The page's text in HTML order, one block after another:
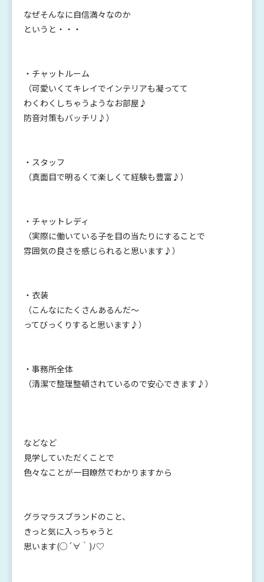
なぜそんなに自信満々なのか
というと・・・
・チャットルーム
（可愛いくてキレイでインテリアも凝ってて
わくわくしちゃうようなお部屋♪
防音対策もバッチリ♪）
・スタッフ
（真面目で明るくて楽しくて経験も豊富♪）
・チャットレディ
（実際に働いている子を目の当たりにすることで
雰囲気の良さを感じられると思います♪）
・衣装
（こんなにたくさんあるんだ～
ってびっくりすると思います♪）
・事務所全体
（清潔で整理整頓されているので安心できます♪）
などなど
見学していただくことで
色々なことが一目瞭然でわかりますから
グラマラスブランドのこと、
きっと気に入っちゃうと
思います(○´∀｀)ﾉ♡